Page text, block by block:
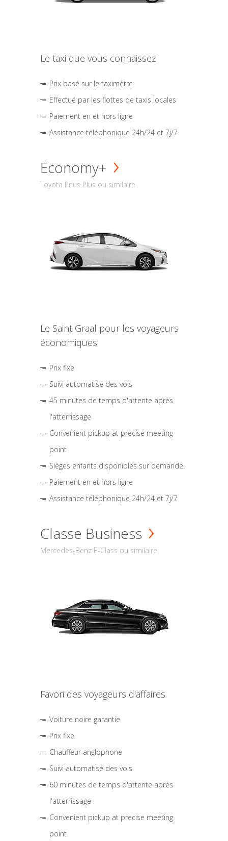
Le taxi que vous connaissez
Prix basé sur le taximètre
Effectué par les flottes de taxis locales
Paiement en et hors ligne
Assistance téléphonique 24h/24 et 7j/7
Economy+
Toyota Prius Plus ou similaire
Le Saint Graal pour les voyageurs
économiques
Prix fixe
Suivi automatisé des vols
45 minutes de temps d'attente après
l'atterrissage
Convenient pickup at precise meeting
point
Sièges enfants disponibles sur demande.
Paiement en et hors ligne
Assistance téléphonique 24h/24 et 7j/7
Classe Business
Mercedes-Benz E-Class ou similaire
Favori des voyageurs d'affaires
Voiture noire garantie
Prix fixe
Chauffeur anglophone
Suivi automatisé des vols
60 minutes de temps d'attente après
l'atterrissage
Convenient pickup at precise meeting
point